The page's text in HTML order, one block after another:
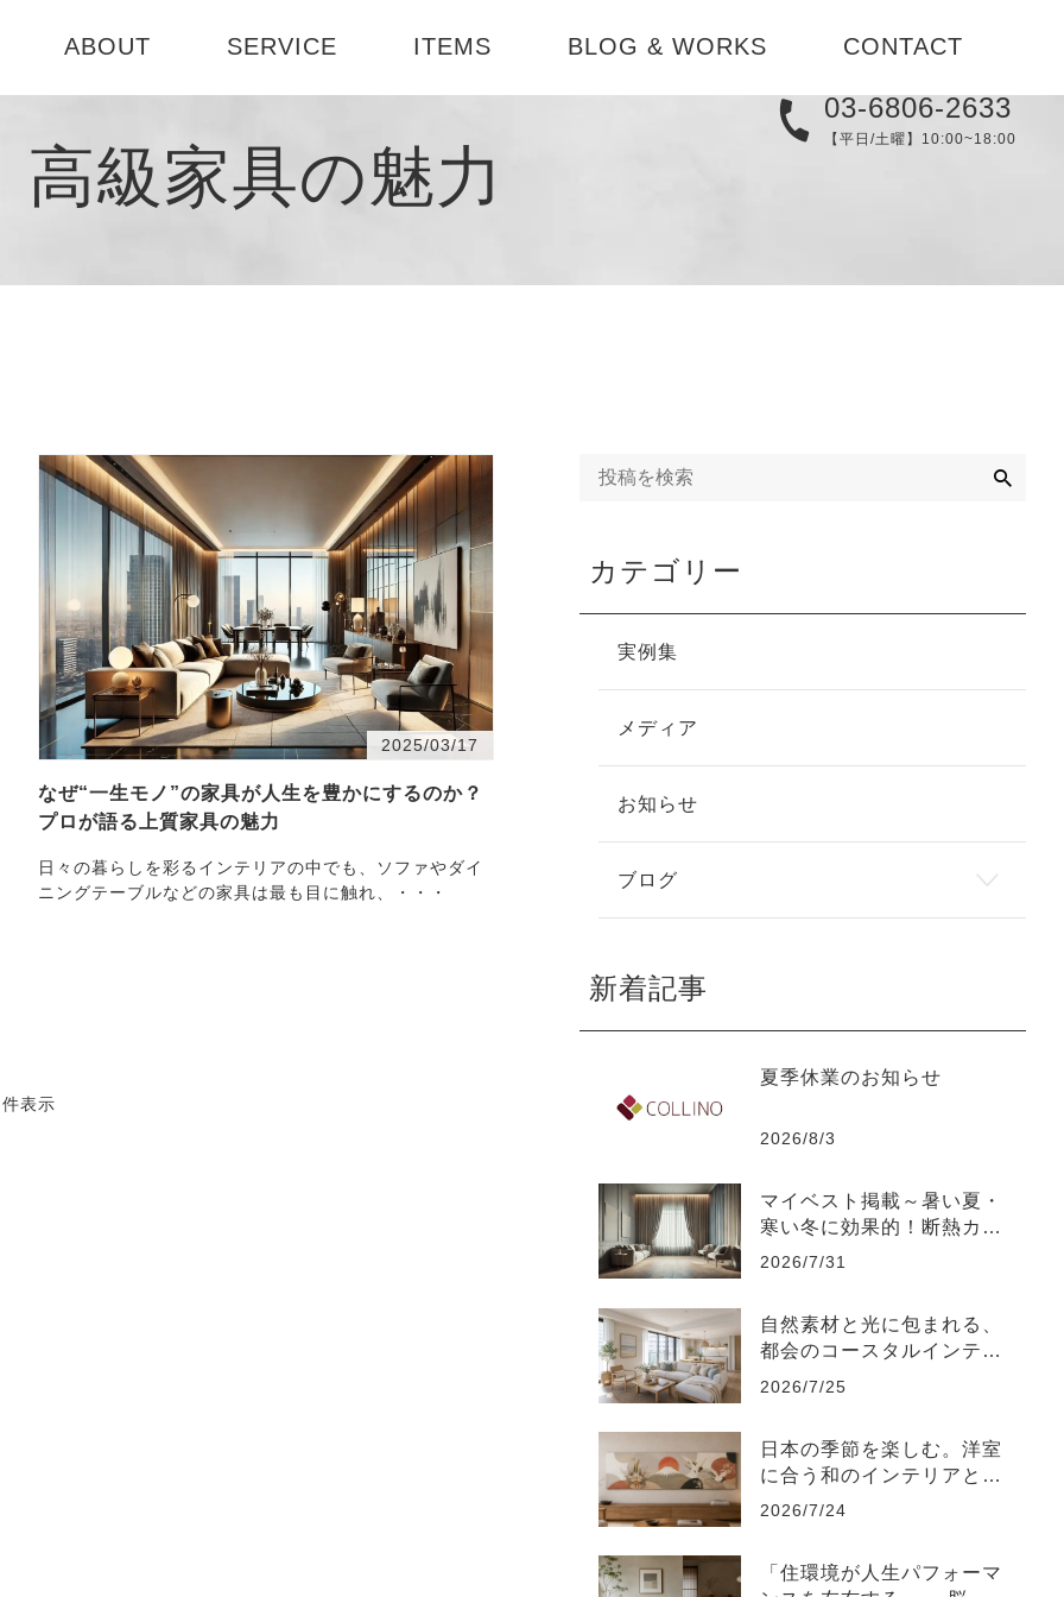
ABOUT
社会活動
SERVICE
1DAY模様替え
インテリアセミナー
ITEMS
書籍
BLOG & WORKS CONTACT
03-6806-2633
【平日/土曜】10:00~18:00
高級家具の魅力
2025/03/17
なぜ“一生モノ”の家具が人生を豊かにするのか？
プロが語る上質家具の魅力
日々の暮らしを彩るインテリアの中でも、ソファやダイ
ニングテーブルなどの家具は最も目に触れ、・・・
表示
カテゴリー
実例集
メディア
お知らせ
ブログ
新着記事
夏季休業のお知らせ
2026/8/3
マイベスト掲載～暑い夏・
寒い冬に効果的！断熱カー
テンのおすすめ人気ランキ
2026/7/31
自然素材と光に包まれる、
都会のコースタルインテリ
ア-江東区
2026/7/25
日本の季節を楽しむ。洋室
に合う和のインテリアと飾
り方
2026/7/24
「住環境が人生パフォーマ